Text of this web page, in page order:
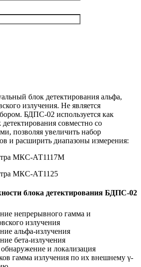
блок детектирования альфа,
излучения. Не является
БДПС-02 используется как
совместно со
позволяя увеличить набор
и расширить диапазоны измерения:
МКС-АТ1117М
МКС-АТ1125
блока детектирования БДПС-02
непрерывного гамма и
излучения
альфа-излучения
бета-излучения
и локализация
гамма излучения по их внешнему γ-